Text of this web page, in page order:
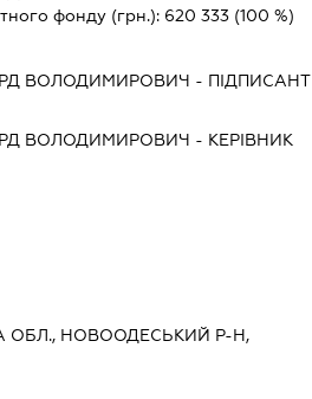
фонду (грн.): 620 333 (100 %)
ВОЛОДИМИРОВИЧ - ПІДПИСАНТ
ВОЛОДИМИРОВИЧ - КЕРІВНИК
ОБЛ., НОВООДЕСЬКИЙ Р-Н,